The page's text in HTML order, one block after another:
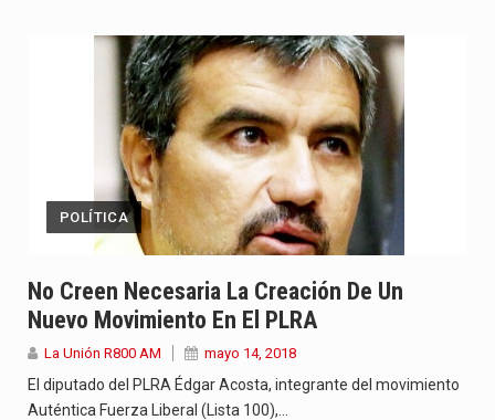
POLÍTICA
No Creen Necesaria La Creación De Un
Nuevo Movimiento En El PLRA
La Unión R800 AM mayo 14, 2018
El diputado del PLRA Édgar Acosta, integrante del movimiento
Auténtica Fuerza Liberal (Lista 100),…